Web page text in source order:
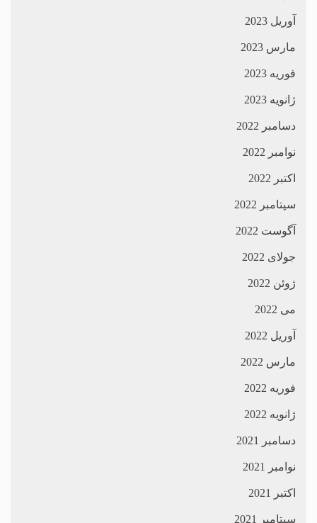
آوریل 2023
مارس 2023
فوریه 2023
ژانویه 2023
دسامبر 2022
نوامبر 2022
اکتبر 2022
سپتامبر 2022
آگوست 2022
جولای 2022
ژوئن 2022
می 2022
آوریل 2022
مارس 2022
فوریه 2022
ژانویه 2022
دسامبر 2021
نوامبر 2021
اکتبر 2021
سپتامبر 2021